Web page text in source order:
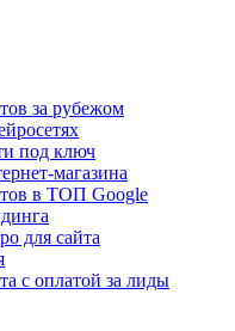
за рубежом
под ключ
магазина
в ТОП Google
для сайта
с оплатой за лиды